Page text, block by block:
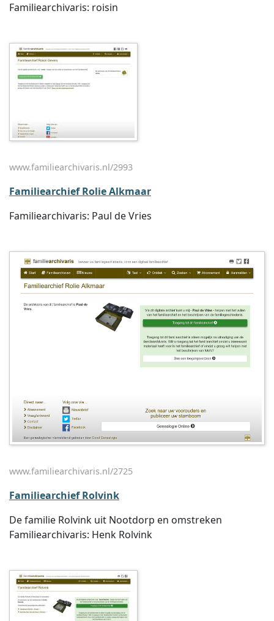
Familiearchivaris: roisin
www.familiearchivaris.nl/2993
Familiearchief Rolie Alkmaar
Familiearchivaris: Paul de Vries
www.familiearchivaris.nl/2725
Familiearchief Rolvink
De familie Rolvink uit Nootdorp en omstreken
Familiearchivaris: Henk Rolvink